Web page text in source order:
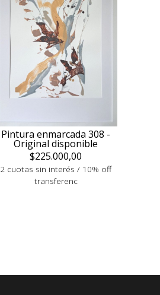
Pintura enmarcada 308 -
Original disponible
$225.000,00
2 cuotas sin interés / 10% off
transferenc